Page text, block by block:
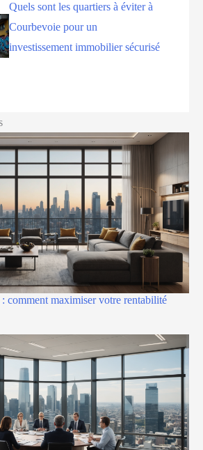
Quels sont les quartiers à éviter à
Courbevoie pour un
investissement immobilier sécurisé
comment maximiser votre rentabilité